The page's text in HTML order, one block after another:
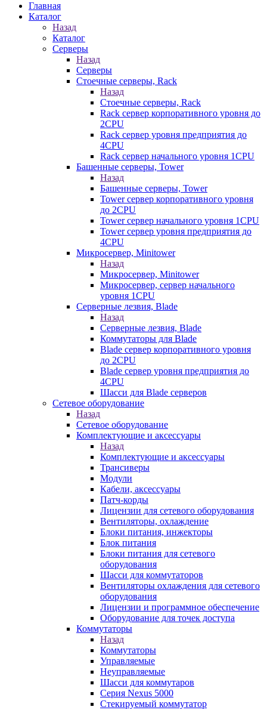
Главная
Каталог
Назад
Каталог
Серверы
Назад
Серверы
Стоечные серверы, Rack
Назад
Стоечные серверы, Rack
Rack сервер корпоративного уровня до
2CPU
Rack сервер уровня предприятия до
4CPU
Rack сервер начального уровня 1CPU
Башенные серверы, Tower
Назад
Башенные серверы, Tower
Tower сервер корпоративного уровня
до 2CPU
Tower сервер начального уровня 1CPU
Tower сервер уровня предприятия до
4CPU
Микросервер, Minitower
Назад
Микросервер, Minitower
Микросервер, сервер начального
уровня 1CPU
Серверные лезвия, Blade
Назад
Серверные лезвия, Blade
Коммутаторы для Blade
Blade сервер корпоративного уровня
до 2CPU
Blade сервер уровня предприятия до
4CPU
Шасси для Blade серверов
Сетевое оборудование
Назад
Сетевое оборудование
Комплектующие и аксессуары
Назад
Комплектующие и аксессуары
Трансиверы
Модули
Кабели, аксессуары
Патч-корды
Лицензии для сетевого оборудования
Вентиляторы, охлаждение
Блоки питания, инжекторы
Блок питания
Блоки питания для сетевого
оборудования
Шасси для коммутаторов
Вентиляторы охлаждения для сетевого
оборудования
Лицензии и программное обеспечение
Оборудование для точек доступа
Коммутаторы
Назад
Коммутаторы
Управляемые
Неуправляемые
Шасси для коммутаров
Серия Nexus 5000
Стекируемый коммутатор